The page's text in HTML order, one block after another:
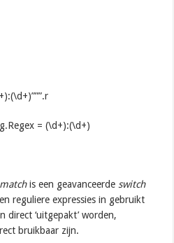
= (\d+):(\d+)
matchis een geavanceerde switch
reguliere expressies in gebruikt
direct ‘uitgepakt’ worden,
bruikbaar zijn.